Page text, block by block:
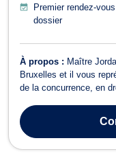
Premier rendez-
dossier
À propos : Maître
Bruxelles et il vous
de la concurrence, en
SIAMINA intervient en
concurrence pour les